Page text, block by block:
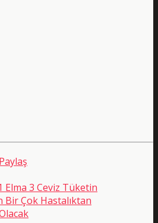
Elma 3 Ceviz Tüketin
Bir Çok Hastalıktan